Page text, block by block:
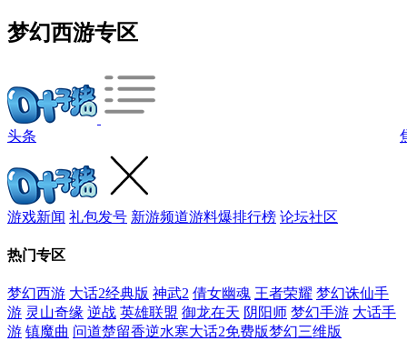
梦幻西游专区
头条
游戏新闻 礼包发号 新游频道游料爆排行榜 论坛社区
热门专区
梦幻西游 大话2经典版 神武2 倩女幽魂 王者荣耀 梦幻诛仙手
游 灵山奇缘 逆战 英雄联盟 御龙在天 阴阳师 梦幻手游 大话手
游 镇魔曲 问道楚留香逆水寒大话2免费版梦幻三维版